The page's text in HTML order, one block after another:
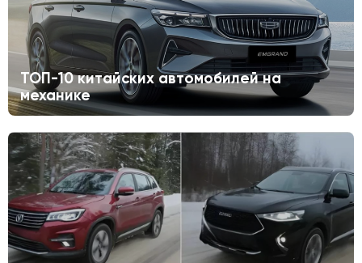
ТОП-10 китайских автомобилей на
механике